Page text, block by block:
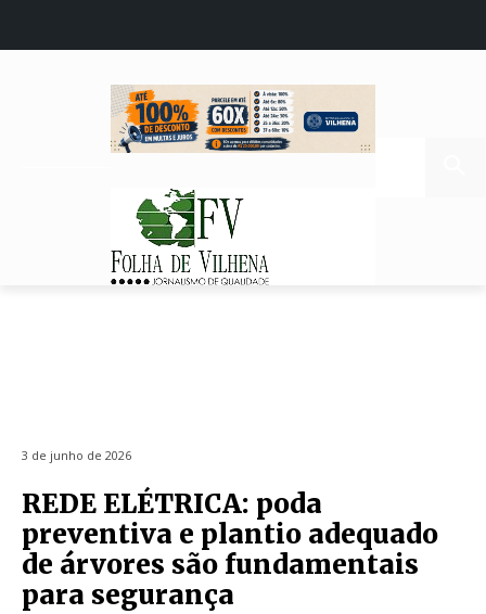
3 de junho de 2026
REDE ELÉTRICA: poda
preventiva e plantio adequado
de árvores são fundamentais
para segurança